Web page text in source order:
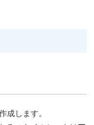
成します。